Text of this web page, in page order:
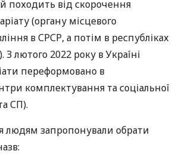
походить від скорочення
(органу місцевого
в СРСР, а потім в республіках
лютого 2022 року в Україні
переформовано в
комплектування та соціальної
СП).
людям запропонували обрати